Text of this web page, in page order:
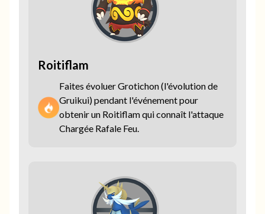
Roitiflam
Faites évoluer Grotichon (l'évolution de
Gruikui) pendant l'événement pour
obtenir un Roitiflam qui connaît l'attaque
Chargée Rafale Feu.